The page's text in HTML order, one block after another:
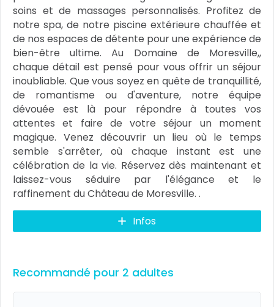
soins et de massages personnalisés. Profitez de
notre spa, de notre piscine extérieure chauffée et
de nos espaces de détente pour une expérience de
bien-être ultime. Au Domaine de Moresville,,
chaque détail est pensé pour vous offrir un séjour
inoubliable. Que vous soyez en quête de tranquillité,
de romantisme ou d'aventure, notre équipe
dévouée est là pour répondre à toutes vos
attentes et faire de votre séjour un moment
magique. Venez découvrir un lieu où le temps
semble s'arrêter, où chaque instant est une
célébration de la vie. Réservez dès maintenant et
laissez-vous séduire par l'élégance et le
raffinement du Château de Moresville. .
Infos
Recommandé pour 2 adultes